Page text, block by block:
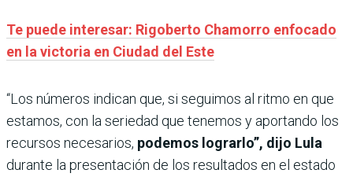
Te puede interesar: Rigoberto Chamorro enfocado
en la victoria en Ciudad del Este
“Los números indican que, si seguimos al ritmo en que
estamos, con la seriedad que tenemos y aportando los
recursos necesarios, podemos lograrlo”, dijo Lula
durante la presentación de los resultados en el estado